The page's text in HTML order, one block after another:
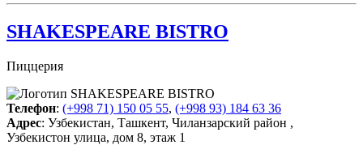
SHAKESPEARE BISTRO
Пиццерия
Телефон: (+998 71) 150 05 55, (+998 93) 184 63 36
Адрес: Узбекистан, Ташкент, Чиланзарский район ,
Узбекистон улица, дом 8, этаж 1